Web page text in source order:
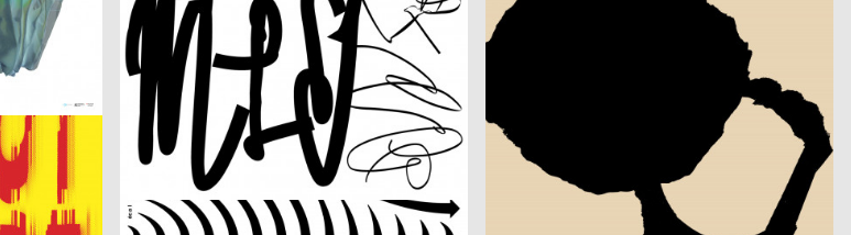
CH Claudiabasel Grafik + Interaktion CH
Der Liebhaber – Theater Basel
Die Würde aller Menschen ist unantastbar.
2025
FLAG Aubry/Broquard CH
2025
CONFOEDERATIO
PARAT.cc
2025
Fünf Freunde
D